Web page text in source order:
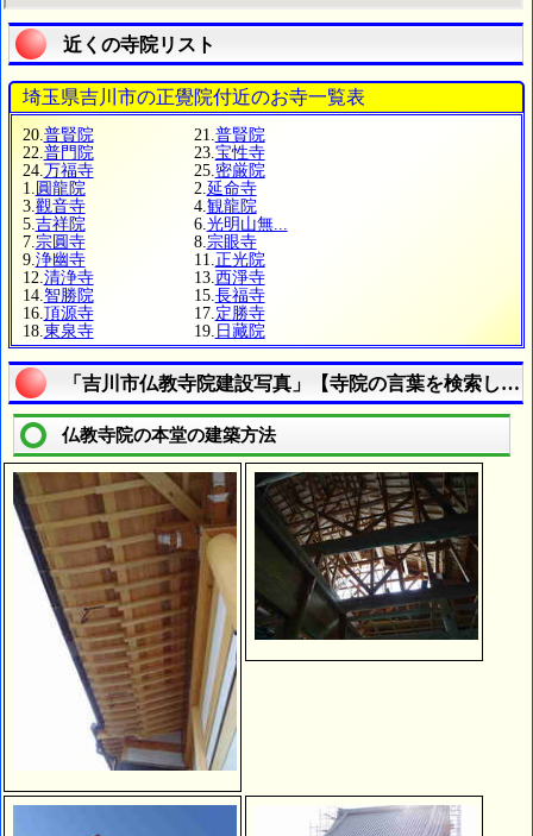
近くの寺院リスト
埼玉県吉川市の正覺院付近のお寺一覧表
20. 普賢院 21. 普賢院
22. 普門院 23. 宝性寺
24. 万福寺 25. 密厳院
1.
圓龍院 2. 延命寺
3. 觀音寺 4. 観龍院
5. 吉祥院 6. 光明山無...
7. 宗圓寺 8. 宗眼寺
9. 浄幽寺 11. 正光院
12. 清浄寺 13. 西淨寺
14. 智勝院 15. 長福寺
16. 頂源寺 17. 定勝寺
18. 東泉寺 19. 日藏院
「吉川市仏教寺院建設写真」【寺院の言葉を検索しよ
仏教寺院の本堂の建築方法